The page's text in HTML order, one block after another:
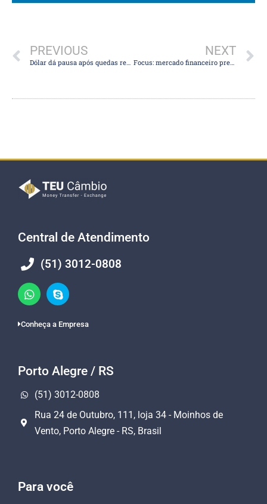
PREVIOUS
Dólar dá pausa após quedas recentes, enquanto mercado aguarda dados de emprego nos EUA
NEXT
Focus: mercado financeiro prevê inflação maior, juros mais altos e PIB menor para 2021 e 2022
Central de Atendimento
(51) 3012-0808
Conheça a Empresa
Porto Alegre / RS
(51) 3012-0808
Rua 24 de Outubro, 111, loja 34 - Moinhos de
Vento, Porto Alegre - RS, Brasil
Para você